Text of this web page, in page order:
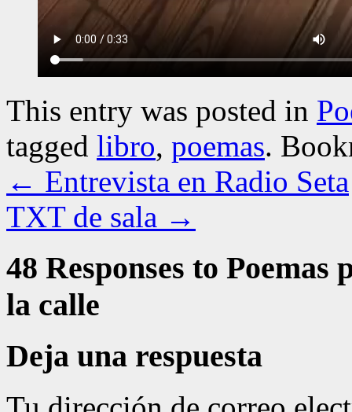
This entry was posted in
tagged libro, poemas.
← Entrevista en Radio Seta
TXT de sala →
48 Responses to Poemas
la calle
Deja una respuesta